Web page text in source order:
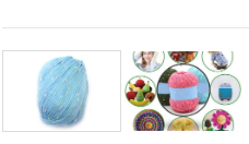
prikazujemo
vsebine in
oglase, tudi
s pomočjo
naših
partnerjev